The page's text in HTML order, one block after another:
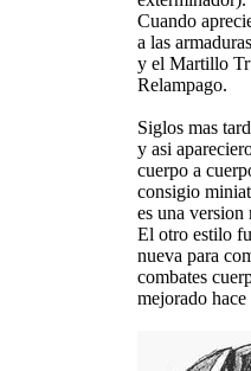
Cuando
a las
y el Martillo
Relampago.
Siglos mas
y asi
cuerpo a
consigio
es una version
El otro estilo
nueva para
combates
mejorado